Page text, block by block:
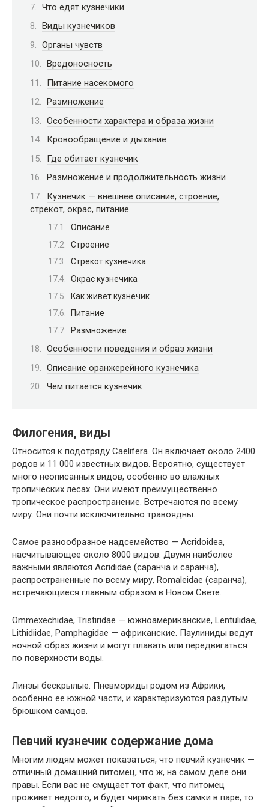
Что едят кузнечики
Виды кузнечиков
Органы чувств
Вредоносность
Питание насекомого
Размножение
Особенности характера и образа жизни
Кровообращение и дыхание
Где обитает кузнечик
Размножение и продолжительность жизни
Кузнечик — внешнее описание, строение,
стрекот, окрас, питание
Описание
Строение
Стрекот кузнечика
Окрас кузнечика
Как живет кузнечик
Питание
Размножение
Особенности поведения и образ жизни
Описание оранжерейного кузнечика
Чем питается кузнечик
Филогения, виды
Относится к подотряду Caelifera. Он включает около 2400
родов и 11 000 известных видов. Вероятно, существует
много неописанных видов, особенно во влажных
тропических лесах. Они имеют преимущественно
тропическое распространение. Встречаются по всему
миру. Они почти исключительно травоядны.
Самое разнообразное надсемейство — Acridoidea,
насчитывающее около 8000 видов. Двумя наиболее
важными являются Acrididae (саранча и саранча),
распространенные по всему миру, Romaleidae (саранча),
встречающиеся главным образом в Новом Свете.
Ommexechidae, Tristiridae — южноамериканские, Lentulidae,
Lithidiidae, Pamphagidae — африканские. Паулиниды ведут
ночной образ жизни и могут плавать или передвигаться
по поверхности воды.
Линзы бескрылые. Пневмориды родом из Африки,
особенно ее южной части, и характеризуются раздутым
брюшком самцов.
Певчий кузнечик содержание дома
Многим людям может показаться, что певчий кузнечик —
отличный домашний питомец, что ж, на самом деле они
правы. Если вас не смущает тот факт, что питомец
проживет недолго, и будет чирикать без самки в паре, то